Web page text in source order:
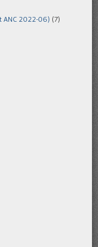
ANC 2022-06) (7)